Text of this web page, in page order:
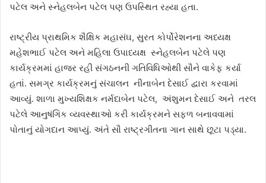
પટેલ અને સ્નેહલબેન પટેલ પણ ઉપસ્થિત રહ્યા હતા.
રાષ્ટ્રીય પ્રાથમિક શૈક્ષિક મહાસંઘ, સુરત કોર્પોરેશનના અધ્યક્ષ
મહેશભાઈ પટેલ અને મહિલા ઉપાધ્યક્ષ સ્નેહલબેન પટેલે પણ
કાર્યક્રમમાં હાજર રહી સંગઠનની ગતિવિધિઓથી સૌને વાકેફ કર્યા
હતાં. સમગ્ર કાર્યક્રમનું સંચાલન નીનાબેન દેસાઈ દ્વારા કરવામાં
આવ્યું. શાળા મુખ્યશિક્ષક નર્મદાબેન પટેલ, અંશુમન દેસાઈ અને તરલ
પટેલે આનુષંગિક વ્યવસ્થાઓ કરી કાર્યક્રમને સફળ બનાવવામાં
પોતાનું યોગદાન આપ્યું. અંતે સૌ રાષ્ટ્રગીતના ગાન સાથે છૂટા પડ્યા.